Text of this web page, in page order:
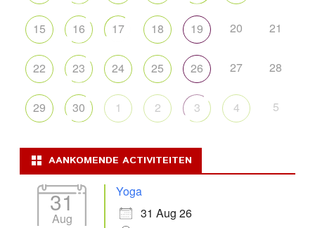
15 16 17 18 19 20 21
22 23 24 25 26 27 28
29 30 1 2 3 4 5
AANKOMENDE ACTIVITEITEN
31
Aug
Yoga
31 Aug 26